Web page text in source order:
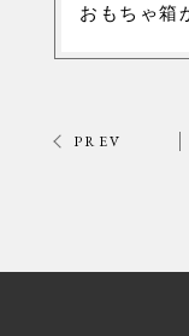
おもちゃ箱
PREV